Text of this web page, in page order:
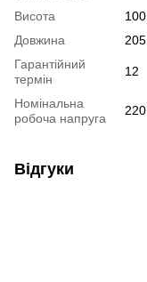
Висота
100
Довжина
205
Гарантійний
термін
12
Номінальна
робоча напруга
220
Відгуки